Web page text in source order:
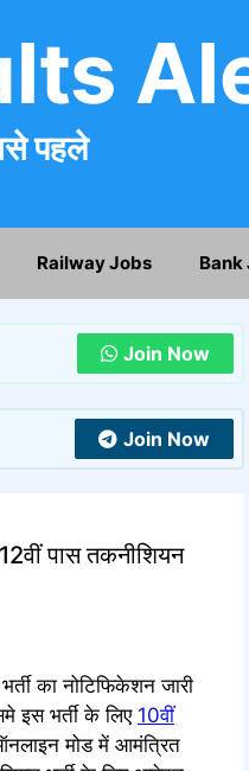
पहले
Railway Jobs Bank
Join Now
Join Now
पास तकनीशियन
का नोटिफिकेशन जारी
इस भर्ती के लिए 10वीं
मोड में आमंत्रित